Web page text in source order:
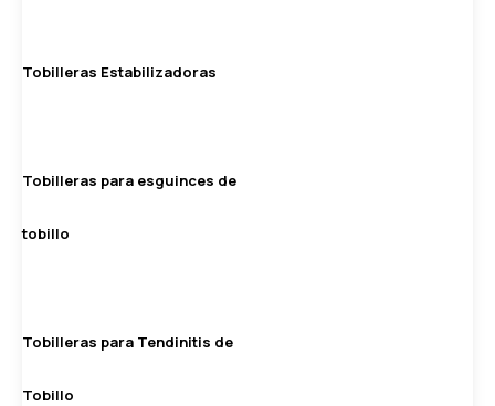
Tobilleras Estabilizadoras
Tobilleras para esguinces de
tobillo
Tobilleras para Tendinitis de
Tobillo